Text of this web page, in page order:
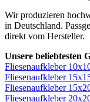
Wir produzieren
in Deutschland.
direkt vom Hersteller.
Unsere beliebtesten
Fliesenaufkleber
Fliesenaufkleber
Fliesenaufkleber
Fliesenaufkleber